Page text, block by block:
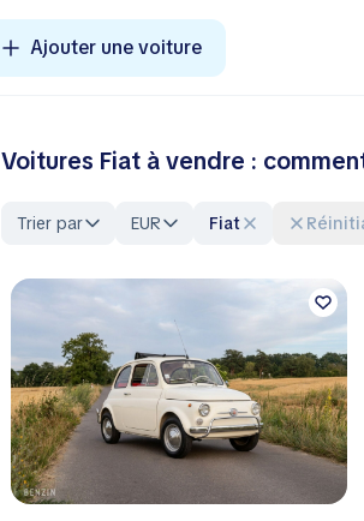
Ajouter une voiture
Voitures Fiat à vendre :
Trier par EUR Fiat